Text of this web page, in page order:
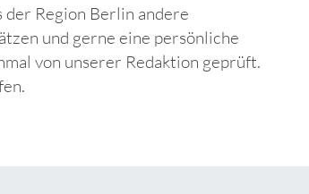
Region Berlin andere
und gerne eine persönliche
von unserer Redaktion geprüft.